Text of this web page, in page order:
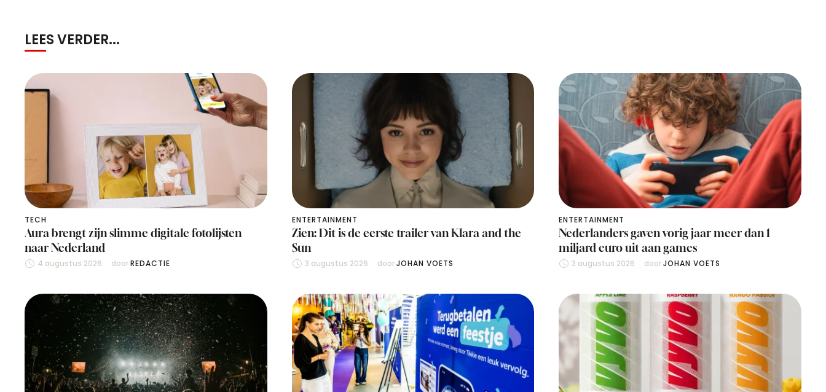
LEES VERDER...
TECH
Aura brengt zijn slimme digitale fotolijsten
naar Nederland
4 augustus 2026 door REDACTIE
ENTERTAINMENT
Zien: Dit is de eerste trailer van Klara and the
Sun
3 augustus 2026 door JOHAN VOETS
ENTERTAINMENT
Nederlanders gaven vorig jaar meer dan 1
miljard euro uit aan games
3 augustus 2026 door JOHAN VOETS